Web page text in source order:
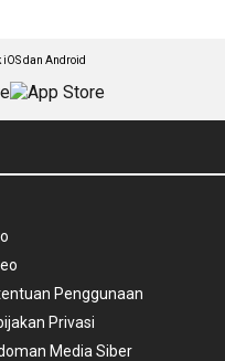
dan Android
Penggunaan
Privasi
Media Siber